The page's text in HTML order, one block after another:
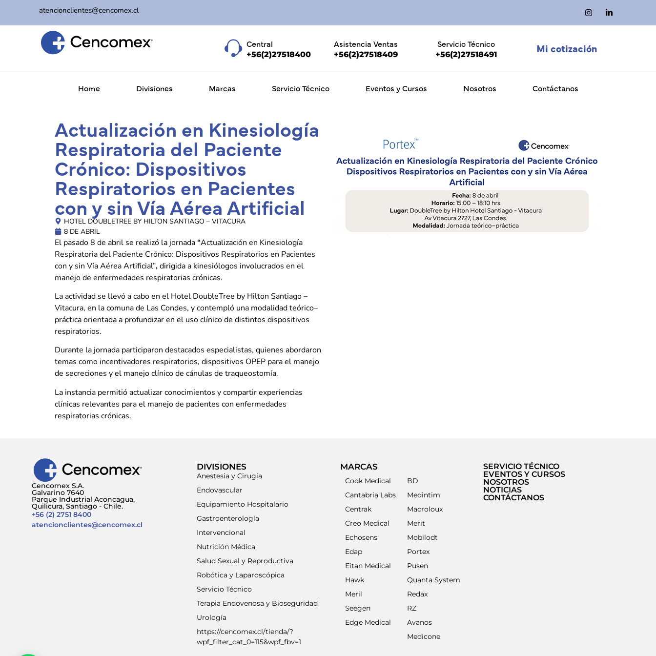
atencionclientes@cencomex.cl
Central
+56(2)27518400
Asistencia Ventas
+56(2)27518409
Servicio Técnico
+56(2)27518491 Mi cotización
Home Divisiones Marcas Servicio Técnico Eventos y Cursos Nosotros Contáctanos
Actualización en Kinesiología
Respiratoria del Paciente
Crónico: Dispositivos
Respiratorios en Pacientes
con y sin Vía Aérea Artificial
HOTEL DOUBLETREE BY HILTON SANTIAGO – VITACURA
8 DE ABRIL
El pasado 8 de abril se realizó la jornada“Actualización en Kinesiología
Respiratoria del Paciente Crónico: Dispositivos Respiratorios en Pacientes
con y sin Vía Aérea Artificial”,dirigida a kinesiólogos involucrados en el
manejo de enfermedades respiratorias crónicas.
La actividad se llevó a cabo en el Hotel DoubleTree by Hilton Santiago –
Vitacura, en la comuna de Las Condes, y contempló una modalidad teórico–
práctica orientada a profundizar en el uso clínico de distintos dispositivos
respiratorios.
Durante la jornada participaron destacados especialistas, quienes abordaron
temas como incentivadores respiratorios, dispositivos OPEP para el manejo
de secreciones y el manejo clínico de cánulas de traqueostomía.
La instancia permitió actualizar conocimientos y compartir experiencias
clínicas relevantes para el manejo de pacientes con enfermedades
respiratorias crónicas.
Cencomex S.A.
Galvarino 7640
Parque Industrial Aconcagua,
Quilicura, Santiago - Chile.
+56 (2) 2751 8400
atencionclientes@cencomex.cl
DIVISIONES
Anestesia y Cirugía
Endovascular
Equipamiento Hospitalario
Gastroenterología
Intervencional
Nutrición Médica
Salud Sexual y Reproductiva
Robótica y Laparoscópica
Servicio Técnico
Terapia Endovenosa y Bioseguridad
Urología
https://cencomex.cl/tienda/?
wpf_filter_cat_0=115&wpf_fbv=1
MARCAS
Cook Medical
Cantabria Labs
Centrak
Creo Medical
Echosens
Edap
Eitan Medical
Hawk
Meril
Seegen
Edge Medical
BD
Medintim
Macroloux
Merit
Mobilodt
Portex
Pusen
Quanta System
Redax
RZ
Avanos
Medicone
SERVICIO TÉCNICO
EVENTOS Y CURSOS
NOSOTROS
NOTICIAS
CONTÁCTANOS